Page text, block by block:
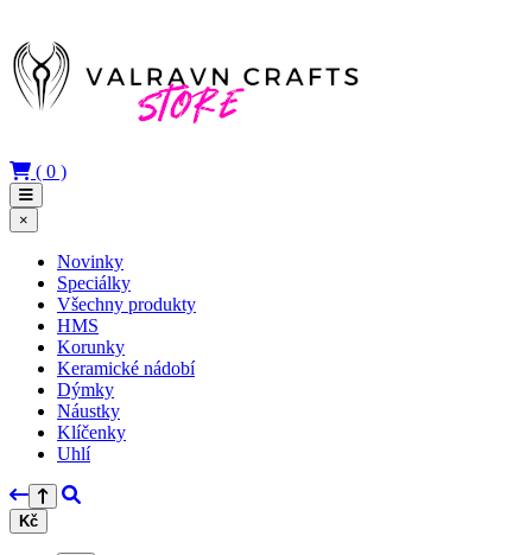
( 0 )
×
Novinky
Speciálky
Všechny produkty
HMS
Korunky
Keramické nádobí
Dýmky
Náustky
Klíčenky
Uhlí
Kč